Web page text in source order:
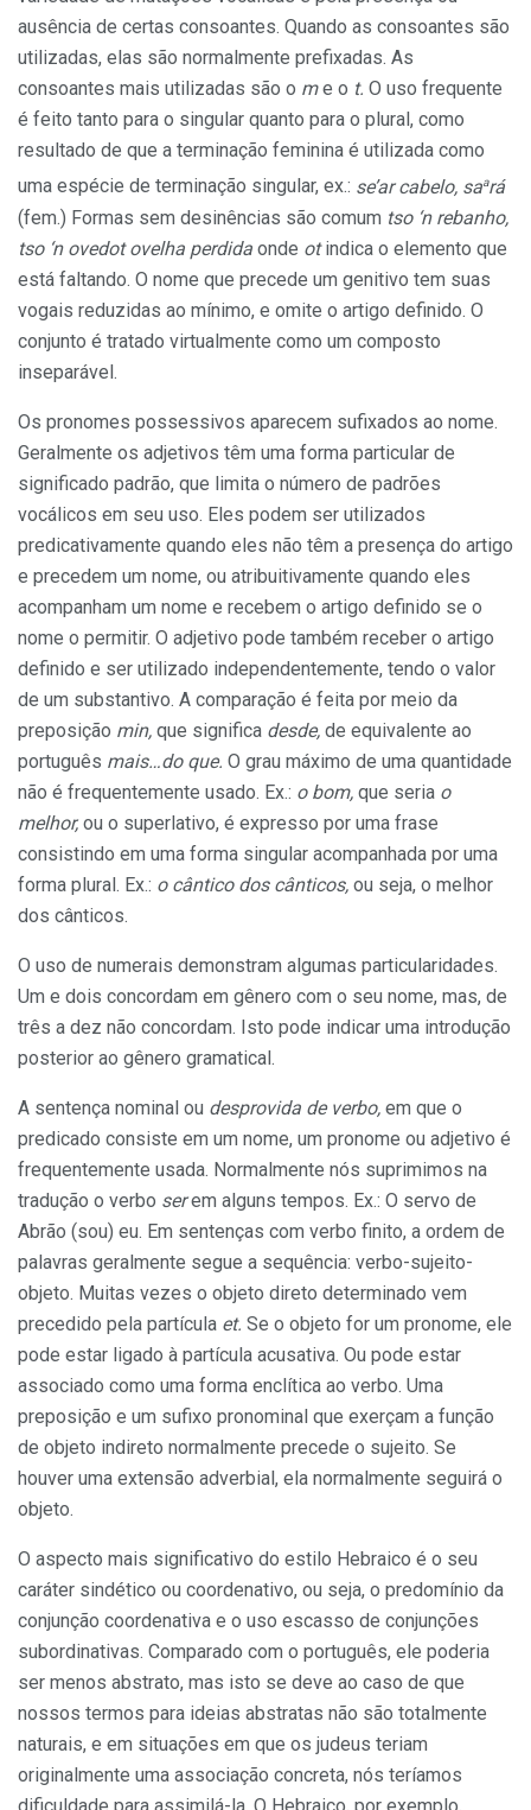
ausência de certas consoantes. Quando as consoantes são
utilizadas, elas são normalmente prefixadas. As
consoantes mais utilizadas são o me o t. O uso frequente
é feito tanto para o singular quanto para o plural, como
resultado de que a terminação feminina é utilizada como
uma espécie de terminação singular, ex.: se’ar cabelo, saará
(fem.) Formas sem desinências são comum tso ‘n rebanho,
tso ‘n ovedot ovelha perdida onde otindica o elemento que
está faltando. O nome que precede um genitivo tem suas
vogais reduzidas ao mínimo, e omite o artigo definido. O
conjunto é tratado virtualmente como um composto
inseparável.
Os pronomes possessivos aparecem sufixados ao nome.
Geralmente os adjetivos têm uma forma particular de
significado padrão, que limita o número de padrões
vocálicos em seu uso. Eles podem ser utilizados
predicativamente quando eles não têm a presença do artigo
e precedem um nome, ou atribuitivamente quando eles
acompanham um nome e recebem o artigo definido se o
nome o permitir. O adjetivo pode também receber o artigo
definido e ser utilizado independentemente, tendo o valor
de um substantivo. A comparação é feita por meio da
preposição min, que significa desde, de equivalente ao
português mais…do que. O grau máximo de uma quantidade
não é frequentemente usado. Ex.: o bom, que seria o
melhor,ou o superlativo, é expresso por uma frase
consistindo em uma forma singular acompanhada por uma
forma plural. Ex.: o cântico dos cânticos, ou seja, o melhor
dos cânticos.
O uso de numerais demonstram algumas particularidades.
Um e dois concordam em gênero com o seu nome, mas, de
três a dez não concordam. Isto pode indicar uma introdução
posterior ao gênero gramatical.
A sentença nominal ou desprovida de verbo, em que o
predicado consiste em um nome, um pronome ou adjetivo é
frequentemente usada. Normalmente nós suprimimos na
tradução o verbo serem alguns tempos. Ex.: O servo de
Abrão (sou) eu. Em sentenças com verbo finito, a ordem de
palavras geralmente segue a sequência: verbo-sujeito-
objeto. Muitas vezes o objeto direto determinado vem
precedido pela partícula et. Se o objeto for um pronome, ele
pode estar ligado à partícula acusativa. Ou pode estar
associado como uma forma enclítica ao verbo. Uma
preposição e um sufixo pronominal que exerçam a função
de objeto indireto normalmente precede o sujeito. Se
houver uma extensão adverbial, ela normalmente seguirá o
objeto.
O aspecto mais significativo do estilo Hebraico é o seu
caráter sindético ou coordenativo, ou seja, o predomínio da
conjunção coordenativa e o uso escasso de conjunções
subordinativas. Comparado com o português, ele poderia
ser menos abstrato, mas isto se deve ao caso de que
nossos termos para ideias abstratas não são totalmente
naturais, e em situações em que os judeus teriam
originalmente uma associação concreta, nós teríamos
dificuldade para assimilá-la. O Hebraico, por exemplo,